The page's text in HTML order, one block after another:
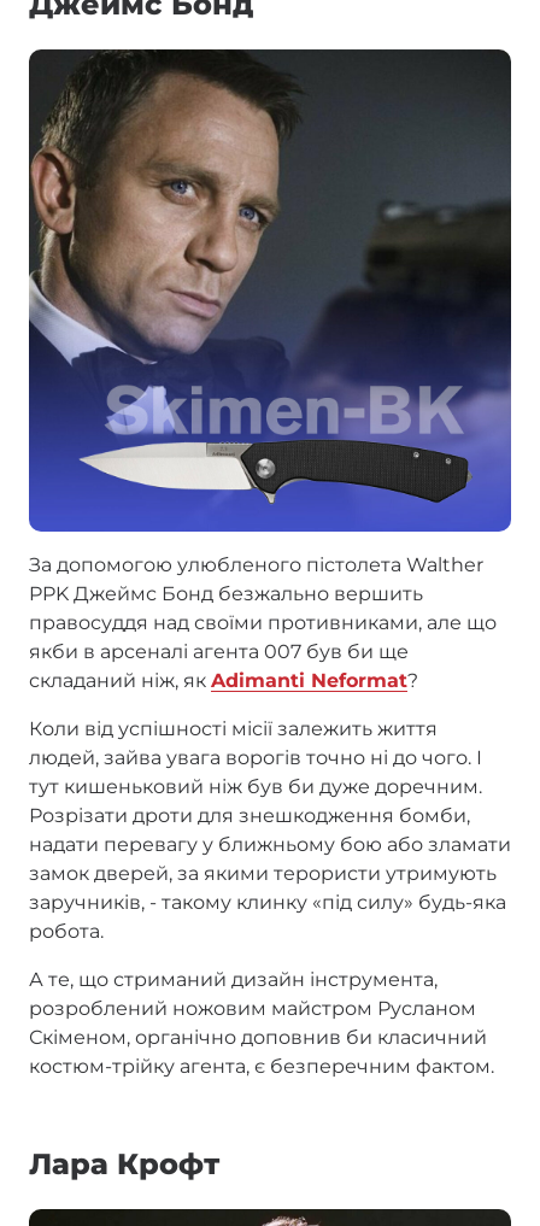
За допомогою улюбленого пістолета Walther
PPK Джеймс Бонд безжально вершить
правосуддя над своїми противниками, але що
якби в арсеналі агента 007 був би ще
складаний ніж, як Adimanti Neformat?
Коли від успішності місії залежить життя
людей, зайва увага ворогів точно ні до чого. І
тут кишеньковий ніж був би дуже доречним.
Розрізати дроти для знешкодження бомби,
надати перевагу у ближньому бою або зламати
замок дверей, за якими терористи утримують
заручників, - такому клинку «під силу» будь-яка
робота.
А те, що стриманий дизайн інструмента,
розроблений ножовим майстром Русланом
Скіменом, органічно доповнив би класичний
костюм-трійку агента, є безперечним фактом.
Лара Крофт